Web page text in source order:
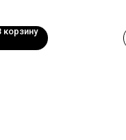
корзину